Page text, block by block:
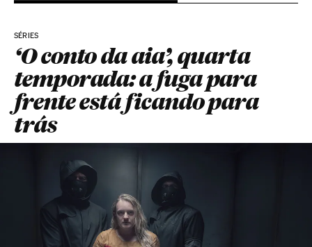
SÉRIES
‘O conto da aia’, quarta
temporada: a fuga para
frente está ficando para
trás